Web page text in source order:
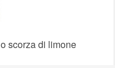
scorza di limone